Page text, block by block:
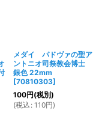
メダイ パドヴァの聖ア
ントニオ司祭教会博士
銀色 22mm
[70810303]
100円(税別)
(税込 : 110円)